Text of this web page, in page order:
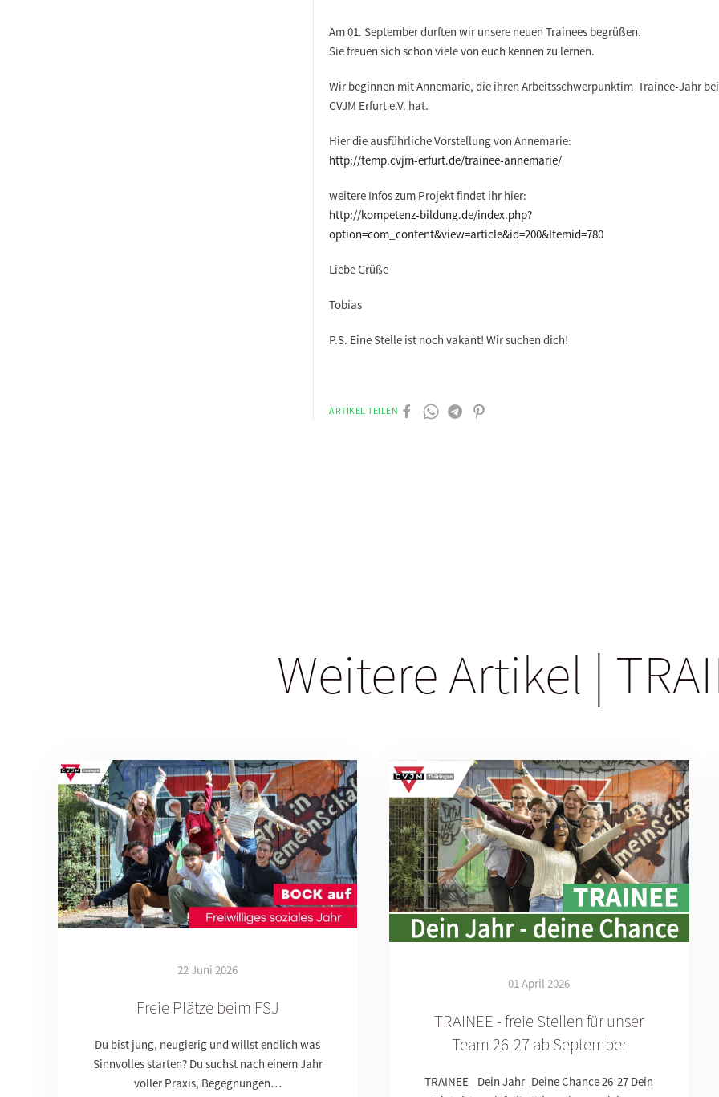
Am 01. September durften wir unsere neuen Trainees begrüßen.
Sie freuen sich schon viele von euch kennen zu lernen.
Wir beginnen mitAnnemarie, die ihren Arbeitsschwerpunktim Trainee-Jahr
CVJM Erfurt e.V. hat.
Hier die ausführliche Vorstellungvon Annemarie:
http://temp.cvjm-erfurt.de/trainee-annemarie/
weitere Infos zum Projekt findet ihr hier:
http://kompetenz-bildung.de/index.php?
option=com_content&view=article&id=200&Itemid=780
Liebe Grüße
Tobias
P.S. Eine Stelle ist noch vakant! Wir suchen dich!
ARTIKEL TEILEN
Weitere Artikel |
22 Juni 2026
Freie Plätze beim FSJ
Du bist jung, neugierig und willst endlich was
Sinnvolles starten? Du suchst nach einem Jahr
voller Praxis, Begegnungen…
01 April 2026
TRAINEE - freie Stellen für unser
Team 26-27 ab September
TRAINEE_ Dein Jahr_Deine Chance 26-27 Dein